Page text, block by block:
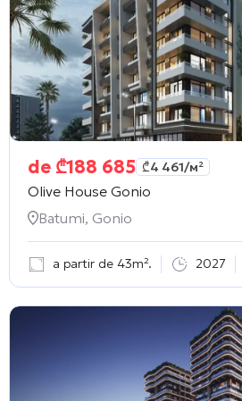
de ₾188 685 ₾4 461/м²
Olive House Gonio
Batumi, Gonio
a partir de 43m². 2027